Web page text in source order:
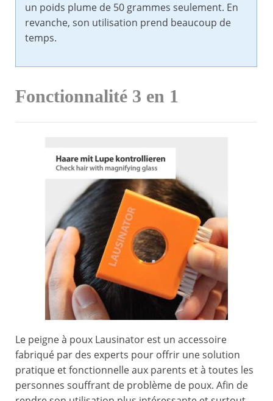
un poids plume de 50 grammes seulement. En
revanche, son utilisation prend beaucoup de
temps.
Fonctionnalité 3 en 1
Le peigne à poux Lausinator est un accessoire
fabriqué par des experts pour offrir une solution
pratique et fonctionnelle aux parents et à toutes les
personnes souffrant de problème de poux. Afin de